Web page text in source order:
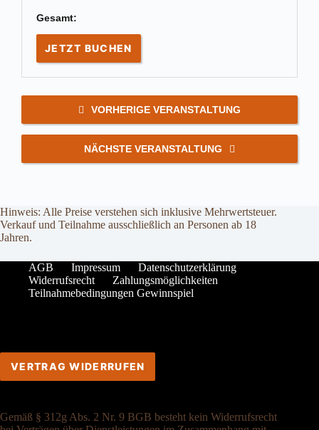
Gesamt:
JETZT BUCHEN
VORHERIGE VERANSTALTUNG
NÄCHSTE VERANSTALTUNG
Hinweis: Alle Preise verstehen sich inklusive Mehrwertsteuer.
Verkauf und Teilnahme ausschließlich an Personen ab 18
Jahren.
AGB Impressum
Datenschutzerklärung
Widerrufsrecht
Zahlungsmöglichkeiten
Teilnahmebedingungen Gewinnspiel
VERTRAG WIDERRUFEN
Gemäß § 312g Abs. 2 Nr. 9 BGB besteht kein Widerrufsrecht